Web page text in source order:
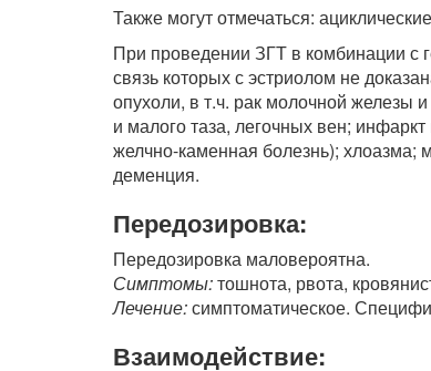
Также могут отмечаться:
При проведении ЗГТ в комбинации с
связь которых с эстриолом не
опухоли, в т.ч. рак молочной железы
и малого таза, легочных вен;
желчно-каменная болезнь); хлоазма;
деменция.
Передозировка:
Передозировка маловероятна.
Симптомы:тошнота, рвота,
Лечение:симптоматическое.
Взаимодействие: